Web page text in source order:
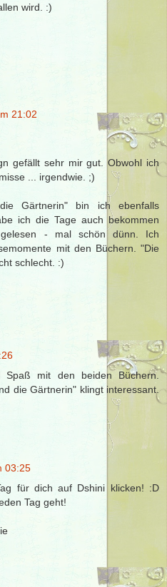
wird. :)
21:02
gefällt sehr mir gut. Obwohl ich
... irgendwie. ;)
Gärtnerin" bin ich ebenfalls
ich die Tage auch bekommen
- mal schön dünn. Ich
mit den Büchern. "Die
schlecht. :)
Spaß mit den beiden Büchern.
die Gärtnerin" klingt interessant.
03:25
für dich auf Dshini klicken! :D
Tag geht!